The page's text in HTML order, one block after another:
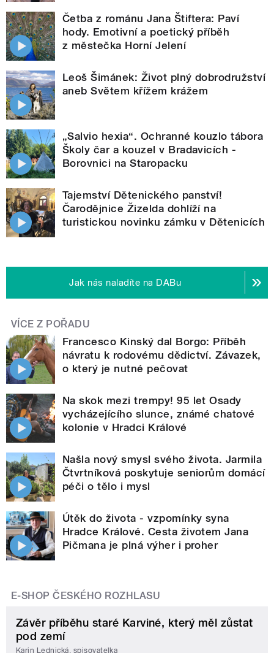
Četba z románu Jana Štiftera: Paví
hody. Emotivní a poetický příběh
z městečka Horní Jelení
Leoš Šimánek: Život plný dobrodružství
aneb Světem křížem krážem
„Salvio hexia“. Ochranné kouzlo tábora
Školy čar a kouzel v Bradavicích -
Borovnici na Staropacku
Tajemství Dětenického panství!
Čarodějnice Žizelda dohlíží na
turistickou novinku zámku v Dětenicích
Jak nás naladíte na DABu
VÍCE Z POŘADU
Francesco Kinský dal Borgo: Příběh
návratu k rodovému dědictví. Závazek,
o který je nutné pečovat
Na skok mezi trempy! 95 let Osady
vycházejícího slunce, známé chatové
kolonie v Hradci Králové
Našla nový smysl svého života. Jarmila
Čtvrtníková poskytuje seniorům domácí
péči o tělo i mysl
Útěk do života - vzpomínky syna
Hradce Králové. Cesta životem Jana
Pičmana je plná výher i proher
E-SHOP ČESKÉHO ROZHLASU
Závěr příběhu staré Karviné, který měl zůstat
pod zemí
Karin Lednická, spisovatelka